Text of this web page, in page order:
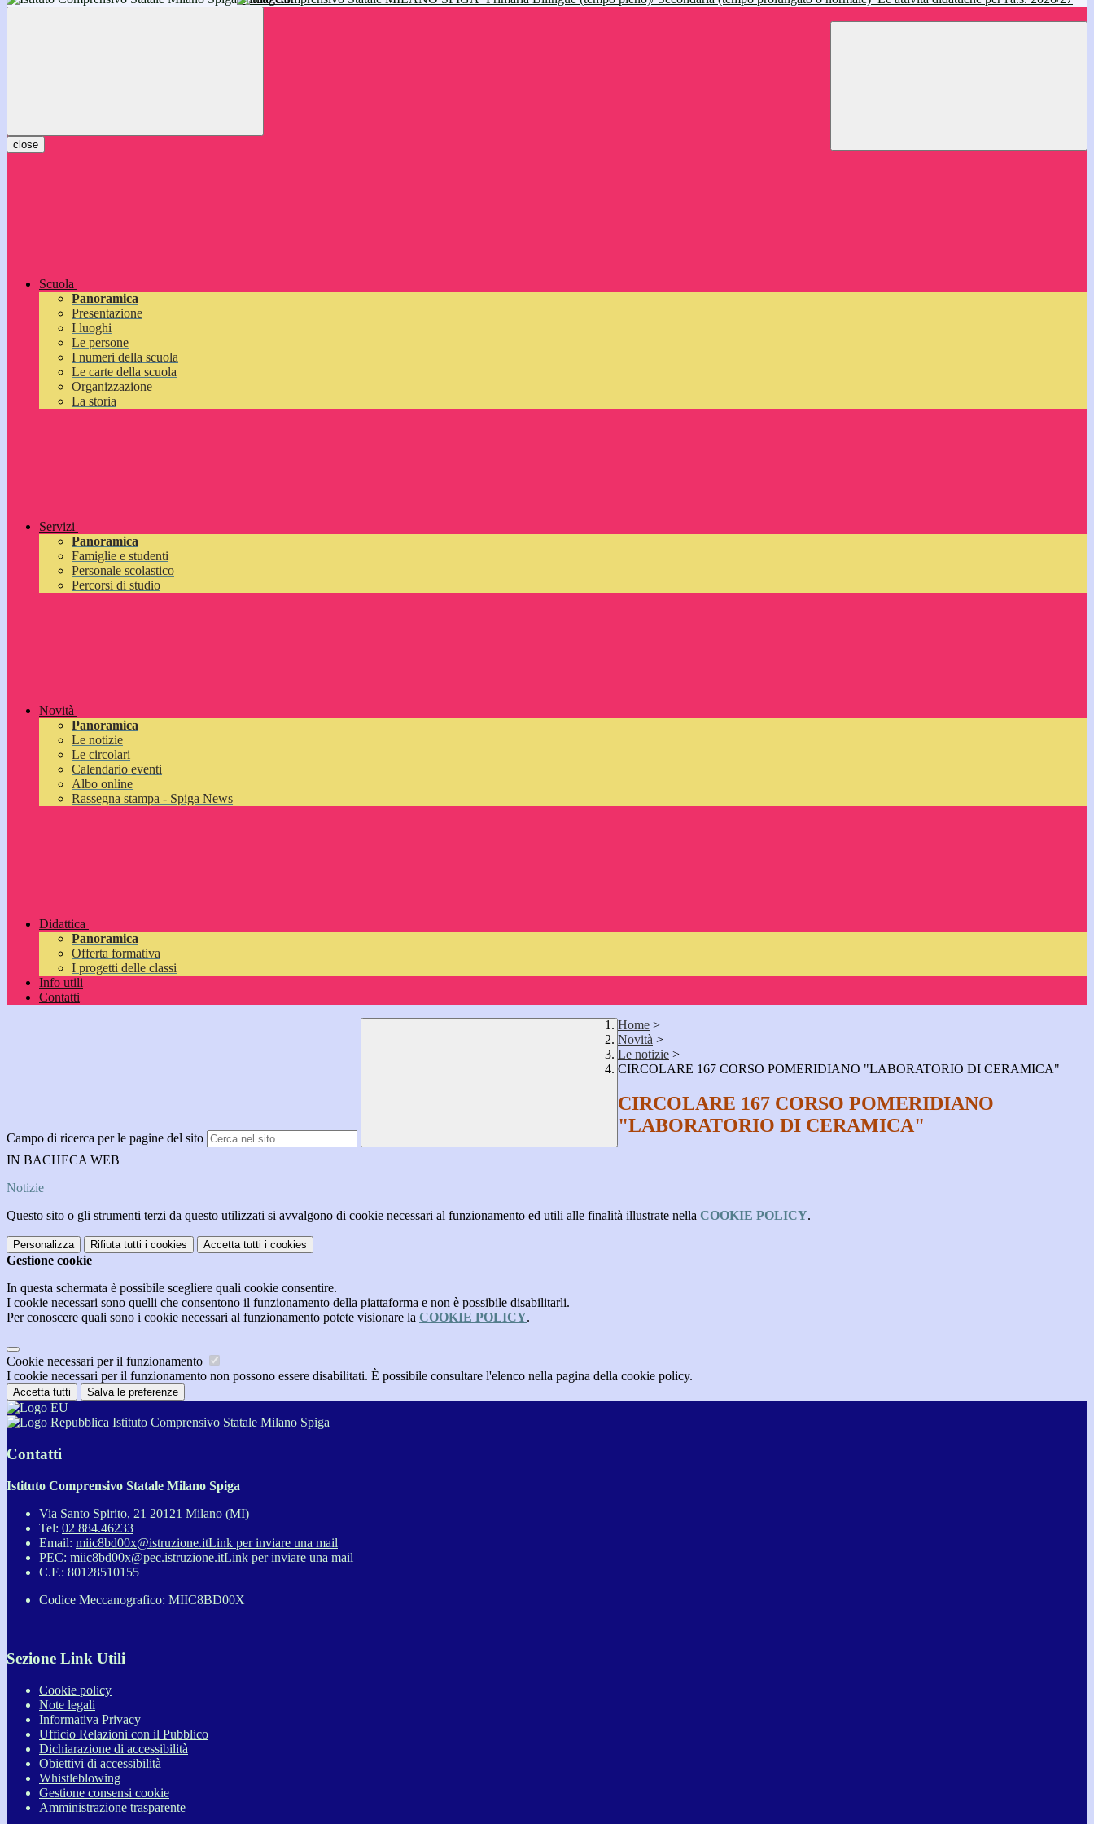
inizieranno il 14 settembre 2026: vi aspettiamo!
close
Scuola
Panoramica
Presentazione
I luoghi
Le persone
I numeri della scuola
Le carte della scuola
Organizzazione
La storia
Servizi
Panoramica
Famiglie e studenti
Personale scolastico
Percorsi di studio
Novità
Panoramica
Le notizie
Le circolari
Calendario eventi
Albo online
Rassegna stampa - Spiga News
Didattica
Panoramica
Offerta formativa
I progetti delle classi
Info utili
Contatti
Campo di ricerca per le pagine del sito
Home >
Novità >
Le notizie >
CIRCOLARE 167 CORSO POMERIDIANO "LABORATORIO DI CERAMICA"
CIRCOLARE 167 CORSO POMERIDIANO
"LABORATORIO DI CERAMICA"
IN BACHECA WEB
Notizie
Questo sito o gli strumenti terzi da questo utilizzati si avvalgono di cookie necessari al funzionamento ed utili alle finalità illustrate nella COOKIE POLICY.
Personalizza Rifiuta tutti i cookies Accetta tutti i cookies
Gestione cookie
In questa schermata è possibile scegliere quali cookie consentire.
I cookie necessari sono quelli che consentono il funzionamento della piattaforma e non è possibile disabilitarli.
Per conoscere quali sono i cookie necessari al funzionamento potete visionare la COOKIE POLICY.
Cookie necessari per il funzionamento
I cookie necessari per il funzionamento non possono essere disabilitati. È possibile consultare l'elenco nella pagina della cookie policy.
Accetta tutti Salva le preferenze
Istituto Comprensivo Statale Milano Spiga
Contatti
Istituto Comprensivo Statale Milano Spiga
Via Santo Spirito, 21 20121 Milano (MI)
Tel: 02 884.46233
Email: miic8bd00x@istruzione.itLink per inviare una mail
PEC: miic8bd00x@pec.istruzione.itLink per inviare una mail
C.F.: 80128510155
Codice Meccanografico: MIIC8BD00X
Sezione Link Utili
Cookie policy
Note legali
Informativa Privacy
Ufficio Relazioni con il Pubblico
Dichiarazione di accessibilità
Obiettivi di accessibilità
Whistleblowing
Gestione consensi cookie
Amministrazione trasparente